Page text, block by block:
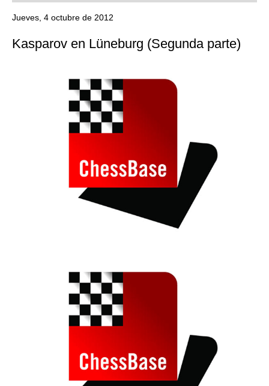
train more efficiently, intelligently and with a
more personalised approach than ever before.
Jueves, 4 octubre de 2012
Kasparov en Lüneburg (Segunda parte)